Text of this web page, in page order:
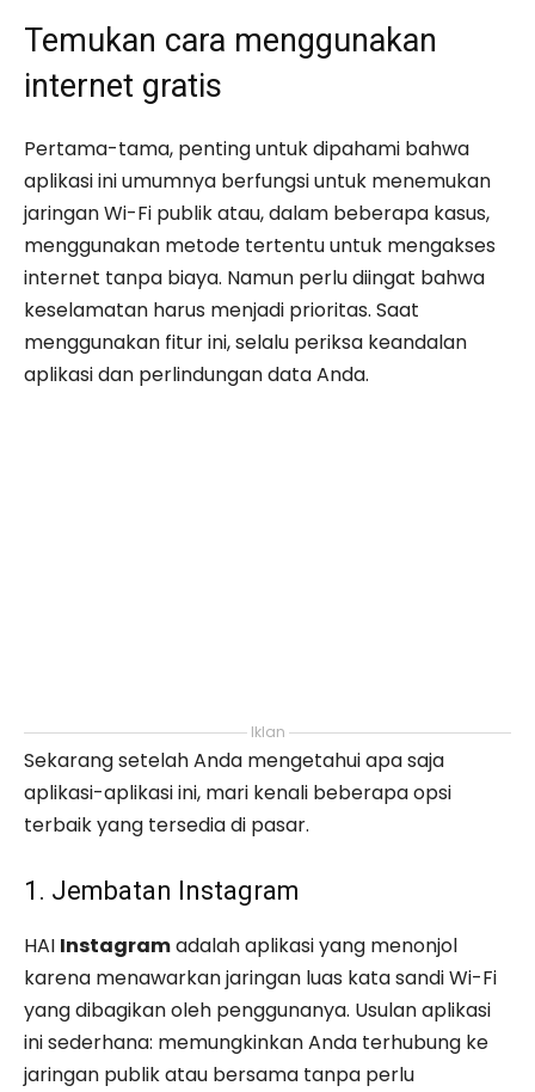
Temukan cara menggunakan
internet gratis
Pertama-tama, penting untuk dipahami bahwa
aplikasi ini umumnya berfungsi untuk menemukan
jaringan Wi-Fi publik atau, dalam beberapa kasus,
menggunakan metode tertentu untuk mengakses
internet tanpa biaya. Namun perlu diingat bahwa
keselamatan harus menjadi prioritas. Saat
menggunakan fitur ini, selalu periksa keandalan
aplikasi dan perlindungan data Anda.
Iklan
Sekarang setelah Anda mengetahui apa saja
aplikasi-aplikasi ini, mari kenali beberapa opsi
terbaik yang tersedia di pasar.
1. Jembatan Instagram
HAI Instagramadalah aplikasi yang menonjol
karena menawarkan jaringan luas kata sandi Wi-Fi
yang dibagikan oleh penggunanya. Usulan aplikasi
ini sederhana: memungkinkan Anda terhubung ke
jaringan publik atau bersama tanpa perlu